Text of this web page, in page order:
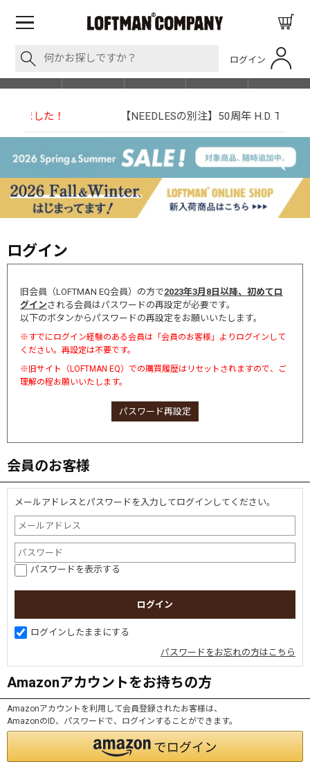
ログイン
SHOP LIST
【NEEDLESの別注】50周年 H.D. Track Pant
ログイン
旧会員（LOFTMAN EQ会員）の方で2023年3月8日以降、初めてロ
グインされる会員はパスワードの再設定が必要です。
以下のボタンからパスワードの再設定をお願いいたします。
※すでにログイン経験のある会員は「会員のお客様」よりログインして
ください。再設定は不要です。
※旧サイト（LOFTMAN EQ）での購買履歴はリセットされますので、ご
理解の程お願いいたします。
パスワード再設定
会員のお客様
メールアドレスとパスワードを入力してログインしてください。
パスワードを表示する
ログインしたままにする
パスワードをお忘れの方はこちら
Amazonアカウントをお持ちの方
Amazonアカウントを利用して会員登録されたお客様は、
AmazonのID、パスワードで、ログインすることができます。